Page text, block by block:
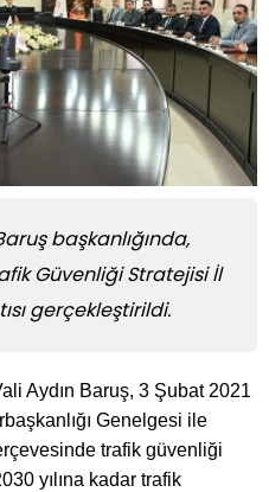
başkanlığında,
Güvenliği Stratejisi İl
gerçekleştirildi.
Aydın Baruş, 3 Şubat 2021
Genelgesi ile
trafik güvenliği
yılına kadar trafik